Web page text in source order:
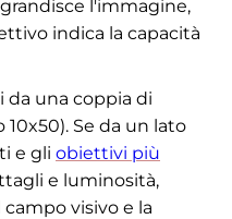
l'immagine,
indica la capacità
da una coppia di
Se da un lato
e gli obiettivi più
e luminosità,
visivo e la